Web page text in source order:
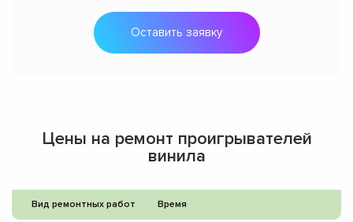
Оставить заявку
Цены на ремонт проигрывателей
винила
Вид ремонтных работ Время